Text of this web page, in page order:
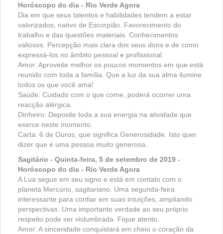
Horóscopo do dia - Rio Verde Agora
Dia em que seus talentos e habilidades tendem a estar
valorizados, nativo de Escorpião. Favorecimento do
trabalho e das questões materiais. Conhecimentos
valiosos. Percepção mais clara dos seus dons e de como
expressá-los no âmbito pessoal e profissional.
Amor: Aproveite melhor os poucos momentos em que está
reunido com toda a família. Que a luz da sua alma ilumine
todos os que você ama!
Saúde: Cuidado com o que come, poderá ocorrer uma
reacção alérgica.
Dinheiro: Deposite toda a sua energia na atividade que
exerce neste momento.
Carta: 6 de Ouros, que significa Generosidade. Isto quer
dizer que é uma pessoa muito generosa.
Sagitário - Quinta-feira, 5 de setembro de 2019 -
Horóscopo do dia - Rio Verde Agora
A Lua segue em seu signo e está em contato com o
planeta Mercúrio, sagitariano. Uma segunda-feira
interessante para confiar em suas intuições, ampliando
perspectivas. Uma importante verdade ao seu próprio
respeito pode ser vislumbrada. Fique atento.
Amor: A sinceridade conquistará em cheio o coração da